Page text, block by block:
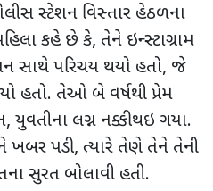
સ્ટેશન વિસ્તાર હેઠળના
કહે છે કે, તેને ઇન્સ્ટાગ્રામ
સાથે પરિચય થયો હતો, જે
હતો. તેઓ બે વર્ષથી પ્રેમ
, યુવતીના લગ્ન નક્કી થઇ ગયા.
ખબર પડી, ત્યારે તેણે તેને તેની
સુરત બોલાવી હતી.